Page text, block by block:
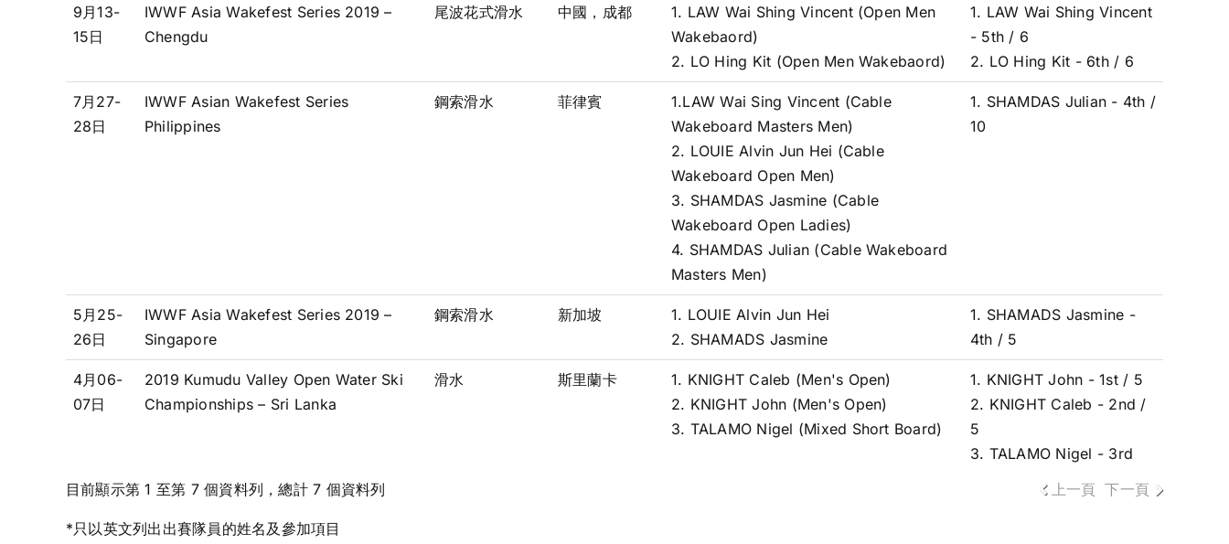
9月13-
15日
IWWF Asia Wakefest Series 2019 –
Chengdu
尾波花式滑水 中國，成都
1. LAW Wai Shing Vincent (Open Men
Wakebaord)
2. LO Hing Kit (Open Men Wakebaord)
1. LAW Wai Shing Vincent
- 5th / 6
2. LO Hing Kit - 6th / 6
7月27-
28日
IWWF Asian Wakefest Series
Philippines
鋼索滑水 菲律賓
1.LAW Wai Sing Vincent (Cable
Wakeboard Masters Men)
2. LOUIE Alvin Jun Hei (Cable
Wakeboard Open Men)
3. SHAMDAS Jasmine (Cable
Wakeboard Open Ladies)
4. SHAMDAS Julian (Cable Wakeboard
Masters Men)
1. SHAMDAS Julian - 4th /
10
5月25-
26日
IWWF Asia Wakefest Series 2019 –
Singapore
鋼索滑水 新加坡
1. LOUIE Alvin Jun Hei
2. SHAMADS Jasmine
1. SHAMADS Jasmine -
4th / 5
4月06-
07日
2019 Kumudu Valley Open Water Ski
Championships – Sri Lanka
滑水 斯里蘭卡
1. KNIGHT Caleb (Men's Open)
2. KNIGHT John (Men's Open)
3. TALAMO Nigel (Mixed Short Board)
1. KNIGHT John - 1st / 5
2. KNIGHT Caleb - 2nd /
5
3. TALAMO Nigel - 3rd
目前顯示第 1 至第 7 個資料列，總計 7 個資料列
上一頁 下一頁
*只以英文列出出賽隊員的姓名及參加項目